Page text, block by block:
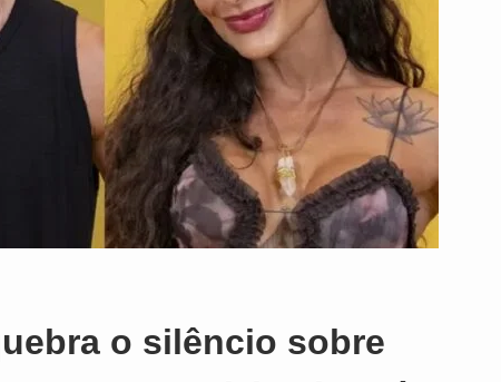
o silêncio sobre